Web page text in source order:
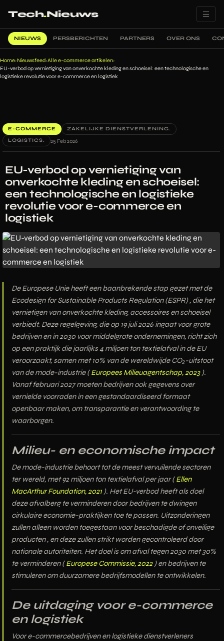
Tech.Nieuws
NIEUWS PERSBERICHTEN PARTNERS OVER ONS
Home›Nieuwsfeed›Alle e-commerce artikelen›
EU-verbod op vernietiging van onverkochte kleding en schoeisel: een technologische en
logistieke revolutie voor e-commerce en logistiek
E-COMMERCE
ZAKELIJKE DIENSTVERLENING.
LOGISTICS.
25 Feb 2026
EU-verbod op vernietiging van
onverkochte kleding en schoeisel:
een technologische en logistieke
revolutie voor e-commerce en
logistiek
De Europese Unie heeft een baanbrekende stap gezet met de
Ecodesign for Sustainable Products Regulation (ESPR), die het
vernietigen van onverkochte kleding, accessoires en schoeisel
verbiedt. Deze regelgeving, die op 19 juli 2026 ingaat voor grote
bedrijven enin 2030 voor middelgrote ondernemingen, richt zich
op een praktijk die jaarlijks4 miljoen ton textielafvalin de EU
veroorzaakt, samen met10% van de wereldwijde CO₂-uitstoot
van de mode-industrie (Europees Milieuagentschap, 2023 ).
Vanaffebruari 2027moeten bedrijven ook gegevens over
vernielde voorraden in een gestandaardiseerd formaat
openbaar maken, om transparantie en verantwoording te
waarborgen.
Milieu- en economische impact
De mode-industrie behoort tot de meest vervuilende sectoren
ter wereld, met92 miljoen ton textielafval per jaar(Ellen
MacArthur Foundation, 2021 ). Het EU-verbod heeft als doel
deze afvalberg te verminderen door bedrijven te dwingen
cirkulaire economie-praktijken toe te passen. Uitzonderingen
zullen alleen worden toegestaan voorbeschadigde of onveilige
producten, en deze zullen strikt worden gecontroleerd door
nationale autoriteiten. Het doel is omafval tegen 2030 met 30%
te verminderen(Europese Commissie, 2022 ) en bedrijven te
stimuleren om duurzamere bedrijfsmodellen te ontwikkelen.
De uitdaging voor e-commerce
en logistiek
Voore-commercebedrijven en logistieke dienstverleners